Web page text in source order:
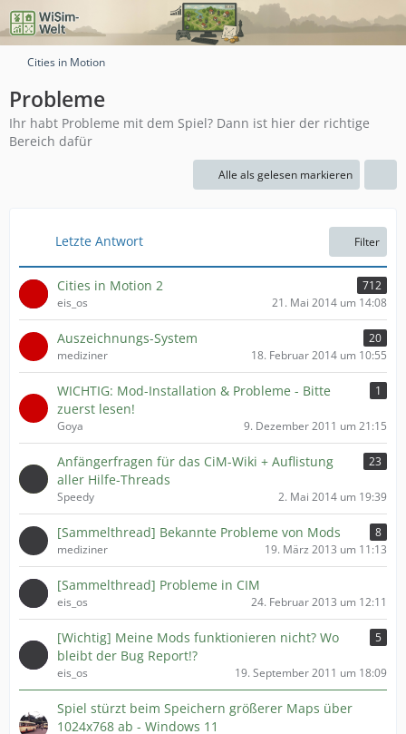
Cities in Motion
Probleme
Ihr habt Probleme mit dem Spiel? Dann ist hier der richtige
Bereich dafür
Alle als gelesen markieren
Letzte Antwort Filter
Cities in Motion 2
712
eis_os
21. Mai 2014 um 14:08
Auszeichnungs-System
20
mediziner
18. Februar 2014 um 10:55
WICHTIG: Mod-Installation & Probleme - Bitte
zuerst lesen!
1
Goya 9. Dezember 2011 um 21:15
Anfängerfragen für das CiM-Wiki + Auflistung
aller Hilfe-Threads
23
Speedy 2. Mai 2014 um 19:39
[Sammelthread] Bekannte Probleme von Mods
8
mediziner
19. März 2013 um 11:13
[Sammelthread] Probleme in CIM
eis_os 24. Februar 2013 um 12:11
[Wichtig] Meine Mods funktionieren nicht? Wo
bleibt der Bug Report!?
5
eis_os 19. September 2011 um 18:09
Spiel stürzt beim Speichern größerer Maps über
1024x768 ab - Windows 11